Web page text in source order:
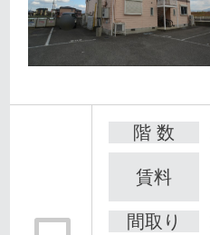
階 数
賃料
間取り